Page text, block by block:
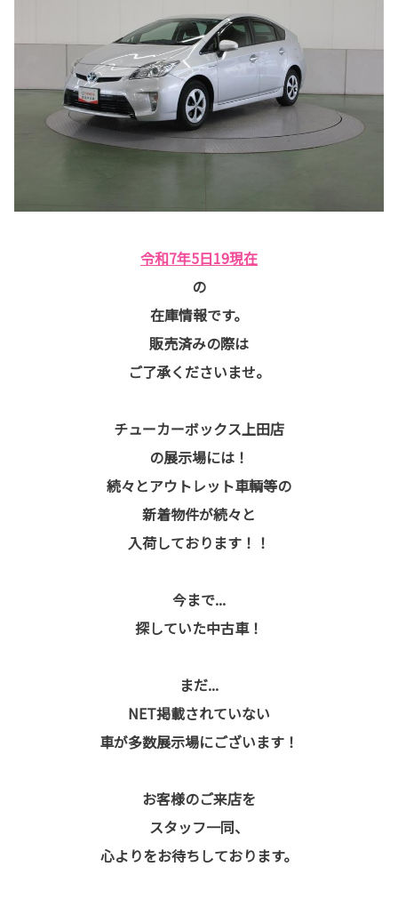
令和7年5日19現在
の
在庫情報です。
販売済みの際は
ご了承くださいませ。
チューカーボックス上田店
の展示場には！
続々とアウトレット車輌等の
新着物件が続々と
入荷しております！！
今まで...
探していた中古車！
まだ...
NET掲載されていない
車が多数展示場にございます！
お客様のご来店を
スタッフ一同、
心よりをお待ちしております。